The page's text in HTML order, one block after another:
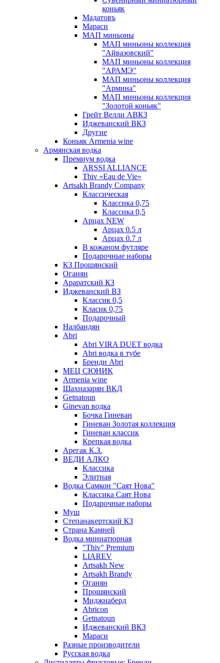
коньяк
Мадатовъ
Мараси
МАП миньоны
МАП миньоны коллекция
"Айвазовский"
МАП миньоны коллекция
"АРАМЭ"
МАП миньоны коллекция
"Армина"
МАП миньоны коллекция
"Золотой коньяк"
Грейт Велли АВКЗ
Иджеванский ВКЗ
Другие
Коньяк Armenia wine
Армянская водка
Премиум водка
ARSSI ALLIANCE
Thiv «Eau de Vie»
Artsakh Brandy Company
Классическая
Классика 0,75
Классика 0,5
Арцах NEW
Арцах 0.5 л
Арцах 0.7 л
В кожаном футляре
Подарочные наборы
КЗ Прошянский
Оганян
Араратский КЗ
Иджеванский ВЗ
Классик 0,5
Класик 0,75
Подарочный
Налбандян
Abri
Abri VIRA DUET водка
Abri водка в тубе
Бренди Abri
МЕЦ СЮНИК
Armenia wine
Шахназарян ВКД
Getnatoun
Ginevan водка
Бочка Гиневан
Гиневан Золотая коллекция
Гиневан классик
Крепкая водка
Арегак К.З.
ВЕДИ АЛКО
Классика
Элитная
Водка Самкон "Саят Нова"
Классика Саят Нова
Подарочные наборы
Муш
Степанакертский КЗ
Страна Камней
Водка миниатюрная
"Thiv" Premium
LIAREV
Artsakh New
Artsakh Brandy
Оганян
Прошянский
Миджнаберд
Abricon
Getnatoun
Иджеванский ВКЗ
Мараси
Разные производители
Русская водка